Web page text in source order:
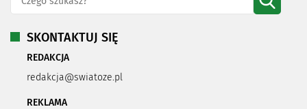
SKONTAKTUJ SIĘ
REDAKCJA
redakcja@swiatoze.pl
REKLAMA